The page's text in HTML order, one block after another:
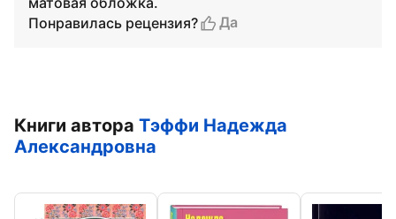
Понравилась рецензия?
Да
Книги автора Тэффи Надежда
Александровна